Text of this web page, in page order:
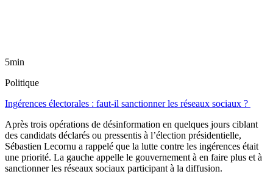
5min
Politique
Ingérences électorales : faut-il sanctionner les réseaux sociaux ?
Après trois opérations de désinformation en quelques jours ciblant
des candidats déclarés ou pressentis à l’élection présidentielle,
Sébastien Lecornu a rappelé que la lutte contre les ingérences était
une priorité. La gauche appelle le gouvernement à en faire plus et à
sanctionner les réseaux sociaux participant à la diffusion.